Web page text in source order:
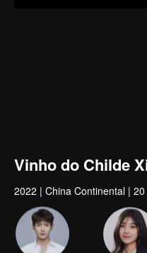
Vinho do Childe
2022 | China Continental |